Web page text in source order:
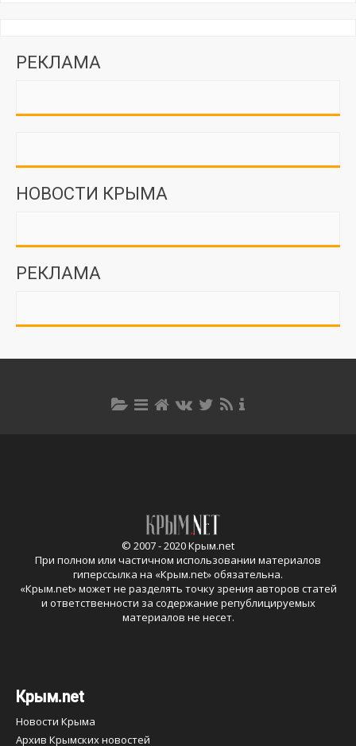
РЕКЛАМА
НОВОСТИ КРЫМА
РЕКЛАМА
© 2007 - 2020 Крым.net
При полном или частичном использовании материалов
гиперссылка на «Крым.net» обязательна.
«Крым.net» может не разделять точку зрения авторов статей
и ответственности за содержание републицируемых
материалов не несет.
Крым.net
Новости Крыма
Архив Крымских новостей